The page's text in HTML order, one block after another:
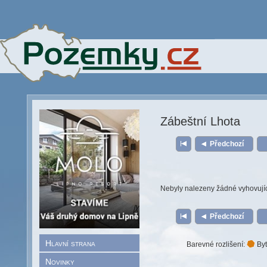
Hlavní strana
Novinky
Zábeštní Lhota
Předchozí
Nebyly nalezeny žádné
Předchozí
Barevné rozlišení: